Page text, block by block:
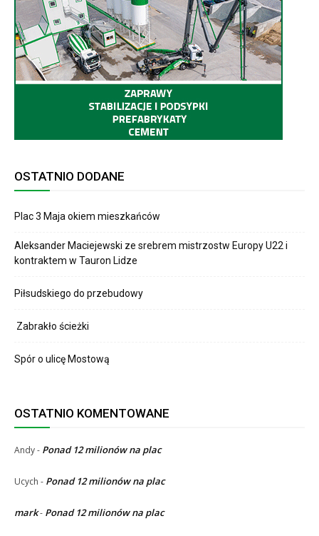
OSTATNIO DODANE
Plac 3 Maja okiem mieszkańców
Aleksander Maciejewski ze srebrem mistrzostw Europy U22 i
kontraktem w Tauron Lidze
Piłsudskiego do przebudowy
Zabrakło ścieżki
Spór o ulicę Mostową
OSTATNIO KOMENTOWANE
Andy- Ponad 12 milionów na plac
Ucych - Ponad 12 milionów na plac
mark- Ponad 12 milionów na plac